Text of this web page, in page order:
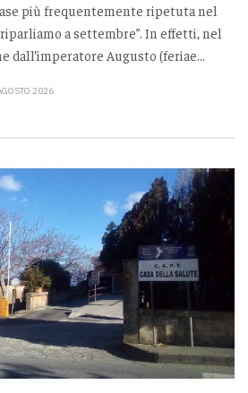
più frequentemente ripetuta nel
a settembre”. In effetti, nel
dall’imperatore Augusto (feriae...
2026